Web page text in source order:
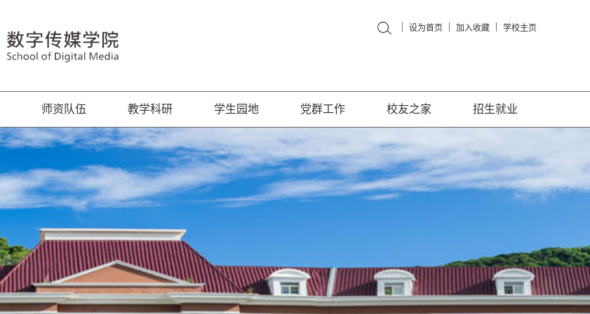
学校主页
加入收藏
设为首页
师资队伍 教学科研 学生园地 党群工作 校友之家 招生就业